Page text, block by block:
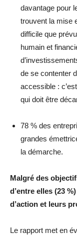
davantage pour
trouvent la mise
difficile que
humain et
de se contenter
accessible :
qui doit être
78 % des
grandes
la démarche.
Malgré des
d’entre elles (23
d’action et leurs
Le rapport met en